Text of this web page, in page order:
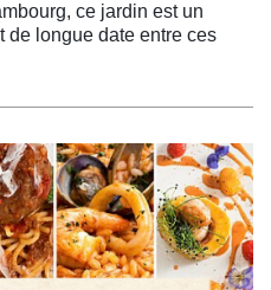
ce jardin est un
de longue date entre ces